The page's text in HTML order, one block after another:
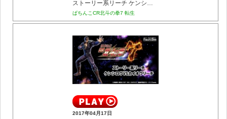
ストーリー系リーチ ケンシロウVSラオウリーチ
ぱちんこCR北斗の拳7 転生
2017年04月17日